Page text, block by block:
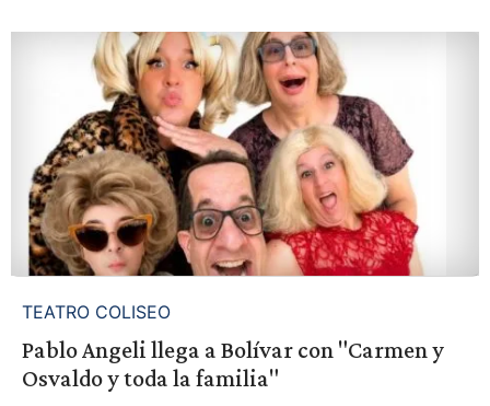
TEATRO COLISEO
Pablo Angeli llega a Bolívar con "Carmen y
Osvaldo y toda la familia"